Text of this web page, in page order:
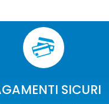
SICURI